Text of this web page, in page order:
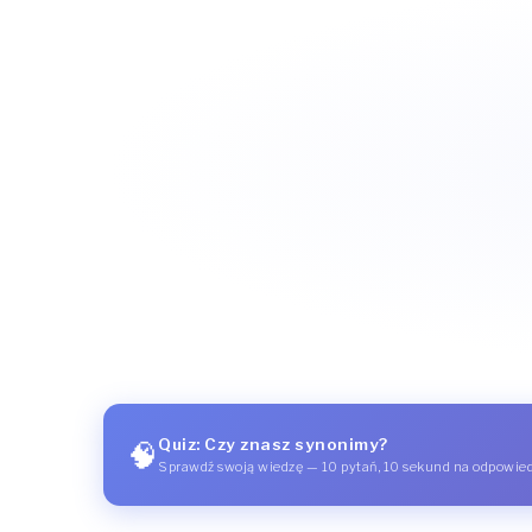
🧠 Quiz: Czy znasz synonimy?
Sprawdź swoją wiedzę — 10 pytań, 10 sekund na